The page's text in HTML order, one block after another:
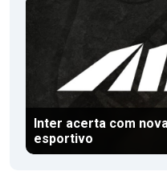
Inter acerta com
esportivo